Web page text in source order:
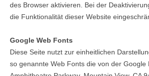
des Browser aktivieren. Bei der
die Funktionalität dieser Website
Google Web Fonts
Diese Seite nutzt zur einheitlichen
so genannte Web Fonts die von der Google